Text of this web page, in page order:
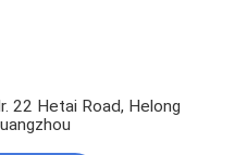
22 Hetai Road, Helong